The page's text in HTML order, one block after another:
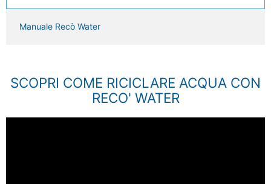
Manuale Recò Water
SCOPRI COME RICICLARE ACQUA CON
RECO' WATER